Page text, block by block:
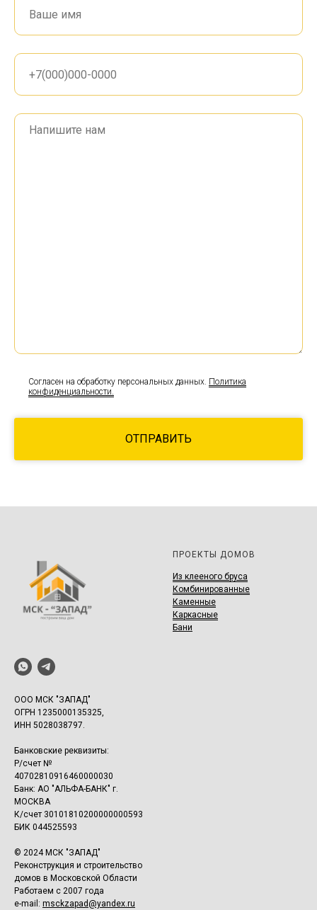
Согласен на обработку персональных данных. Политика
конфиденциальности.
ОТПРАВИТЬ
ООО МСК "ЗАПАД"
ОГРН 1235000135325,
ИНН 5028038797.
Банковские реквизиты:
Р/счет №
40702810916460000030
Банк: АО "АЛЬФА-БАНК" г.
МОСКВА
К/счет 30101810200000000593
БИК 044525593
© 2024 МСК "ЗАПАД"
Реконструкция и строительство
домов в Московской Области
Работаем с 2007 года
e-mail: msckzapad@yandex.ru
ПРОЕКТЫ ДОМОВ
Из клееного бруса
Комбинированные
Каменные
Каркасные
Бани